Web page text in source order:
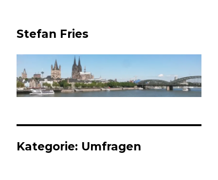
Stefan Fries
Kategorie: Umfragen